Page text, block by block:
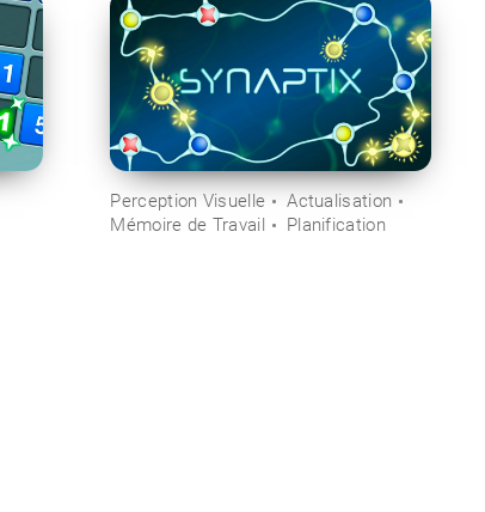
Perception Visuelle
Actualisation
Mémoire de Travail
Planification